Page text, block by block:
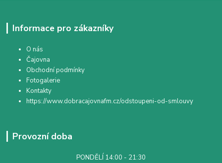
Informace pro zákazníky
O nás
Čajovna
Obchodní podmínky
Fotogalerie
Kontakty
https://www.dobracajovnafm.cz/odstoupeni-od-smlouvy
Provozní doba
PONDĚLÍ 14:00 - 21:30